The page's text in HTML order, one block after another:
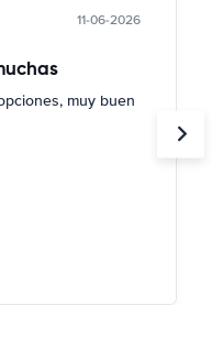
11-06-2026
muy buen